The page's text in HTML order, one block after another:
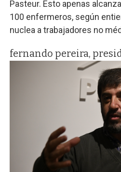
Pasteur. Esto apenas
100 enfermeros, según
nuclea a trabajadores no
fernando pereira,